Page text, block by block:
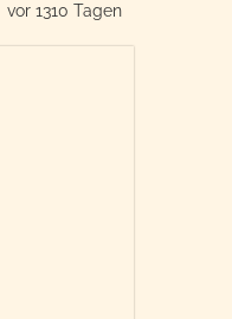
vor 1310 Tagen